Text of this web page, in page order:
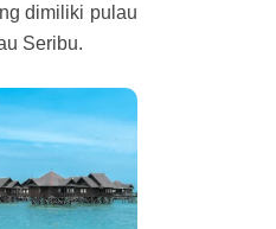
dimiliki pulau
Seribu.